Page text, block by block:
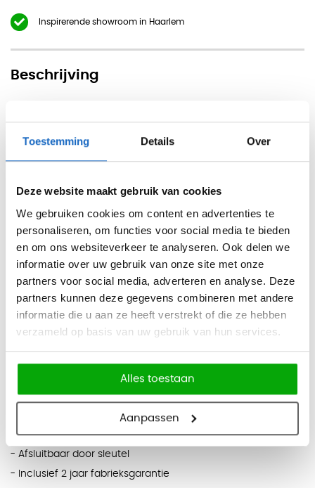
Toestemming Details Over
Deze website maakt gebruik van cookies
We gebruiken cookies om content en advertenties te
personaliseren, om functies voor social media te bieden
en om ons websiteverkeer te analyseren. Ook delen we
informatie over uw gebruik van onze site met onze
partners voor social media, adverteren en analyse. Deze
partners kunnen deze gegevens combineren met andere
informatie die u aan ze heeft verstrekt of die ze hebben
verzameld op basis van uw gebruik van hun services.
Alles toestaan
Aanpassen
Inspirerende showroom in Haarlem
Beschrijving
Persoonlijke onderbouw opberglade voor meer overzicht en
bureaus en eenvoudig te monteren. De lade is afsluitbaar
zodat de inhoud veilig kan worden opgebrogen. Een echte
aanrader uit ons assortiment.
Kleur:
- Zwart RAL 9005, Zilvergrijs RAL 9006, Wit RAL 9010
Afmetingen buitenmaat:
- H12 x B43,5 x D27cm
Afmetingen binnenmaat:
- H10 x B32,7 x D26cm
Specificaties
- Afsluitbaar door sleutel
- Inclusief 2 jaar fabrieksgarantie